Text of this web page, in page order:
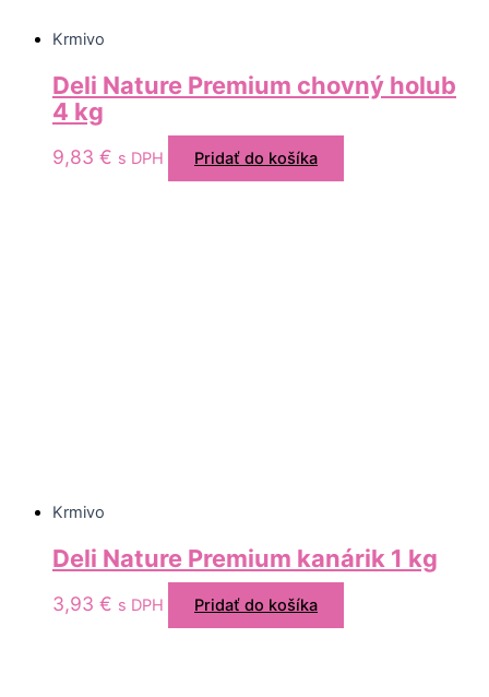
Krmivo
Deli Nature Premium chovný holub
4 kg
9,83 € s DPH Pridať do košíka
Krmivo
Deli Nature Premium kanárik 1 kg
3,93 € s DPH Pridať do košíka